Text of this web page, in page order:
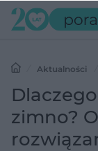
Aktualności
Odwieczna zagadka
zimno?